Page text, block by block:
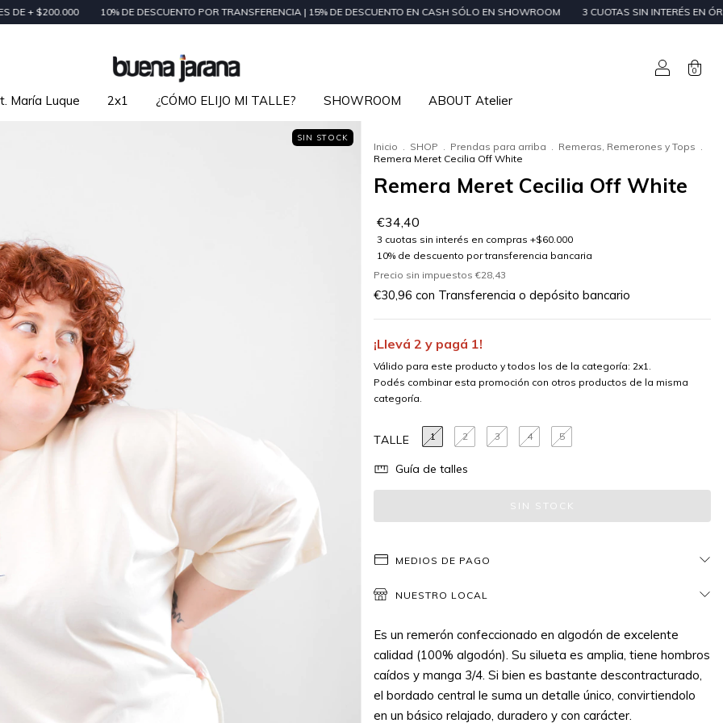
10% DE DESCUENTO POR TRANSFERENCIA | 15% DE DESCUENTO EN CASH SÓLO EN SHOWROOM 3 CUOTAS SIN INTERÉS EN ÓRDENES DE +
0
María Luque 2x1 ¿CÓMO ELIJO MI TALLE? SHOWROOM ABOUT Atelier
SIN STOCK
Inicio . SHOP . Prendas para arriba . Remeras, Remerones y Tops .
Remera Meret Cecilia Off White
Remera Meret Cecilia Off White
€34,40
Precio sin impuestos €28,43
€30,96 con Transferencia o depósito bancario
¡Llevá 2 y pagá 1!
Válido para este producto y todos los de la categoría: 2x1.
Podés combinar esta promoción con otros productos de la misma
categoría.
TALLE 1 2 3 4 5
Guía de talles
MEDIOS DE PAGO
NUESTRO LOCAL
Es un remerón confeccionado en algodón de excelente
calidad (100% algodón). Su silueta es amplia, tiene hombros
caídos y manga 3/4. Si bien es bastante descontracturado,
el bordado central le suma un detalle único, convirtiendolo
en un básico relajado, duradero y con carácter.